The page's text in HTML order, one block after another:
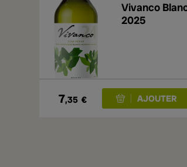
Vivanco
2025
7,35 €